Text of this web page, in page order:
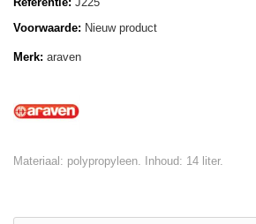
Voorwaarde: Nieuw product
Merk: araven
Materiaal: polypropyleen. Inhoud: 14 liter.